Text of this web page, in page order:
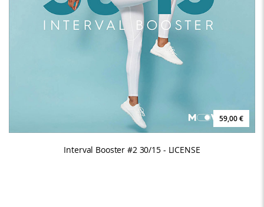
59,00 €
Interval Booster #2 30/15 - LICENSE